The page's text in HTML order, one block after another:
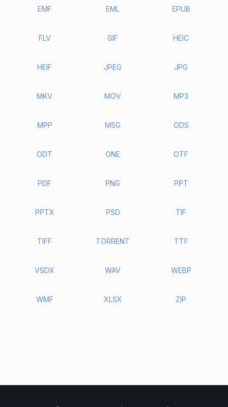
EMF EML EPUB
FLV GIF HEIC
HEIF JPEG JPG
MKV MOV MP3
MPP MSG ODS
ODT ONE OTF
PDF PNG PPT
PPTX PSD TIF
TIFF TORRENT TTF
VSDX WAV WEBP
WMF XLSX ZIP